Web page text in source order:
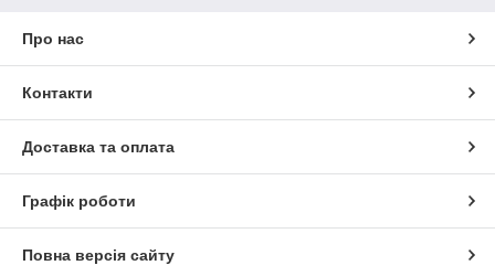
Про нас
Контакти
Доставка та оплата
Графік роботи
Повна версія сайту